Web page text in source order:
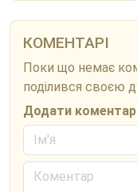
КОМЕНТАРІ
Поки що немає
поділився своєю
Додати коментар